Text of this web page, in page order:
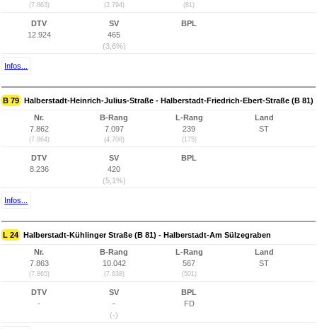
(7.863) (2.794) (81)
DTV
12.924
SV
465
(3,6%)
BPL
Infos...
B 79 Halberstadt-Heinrich-Julius-Straße - Halberstadt-Friedrich-Ebert-Straße (B 81)
Nr.
7.862
(7.864)
B-Rang
7.097
(4.708)
L-Rang
239
(175)
Land
ST
DTV
8.236
SV
420
(5,1%)
BPL
Infos...
L 24 Halberstadt-Kühlinger Straße (B 81) - Halberstadt-Am Sülzegraben
Nr.
7.863
(7.865)
B-Rang
10.042
(7.638)
L-Rang
567
(501)
Land
ST
DTV
-
SV
-
(-)
BPL
FD